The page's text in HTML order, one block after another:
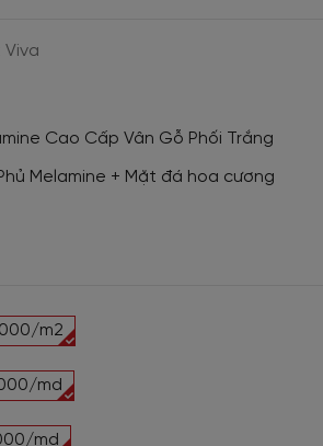
Viva
Cao Cấp Vân Gỗ Phối Trắng
Melamine + Mặt đá hoa cương
m2
md
md